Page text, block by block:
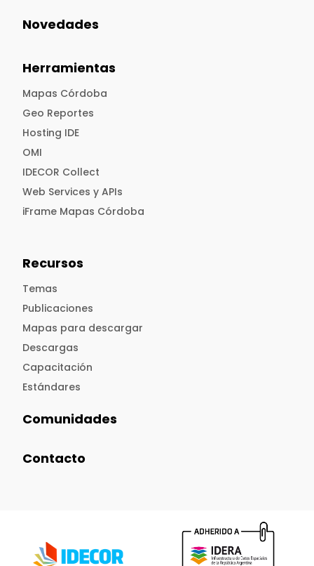
Novedades
Herramientas
Mapas Córdoba
Geo Reportes
Hosting IDE
OMI
IDECOR Collect
Web Services y APIs
iFrame Mapas Córdoba
Recursos
Temas
Publicaciones
Mapas para descargar
Descargas
Capacitación
Estándares
Comunidades
Contacto